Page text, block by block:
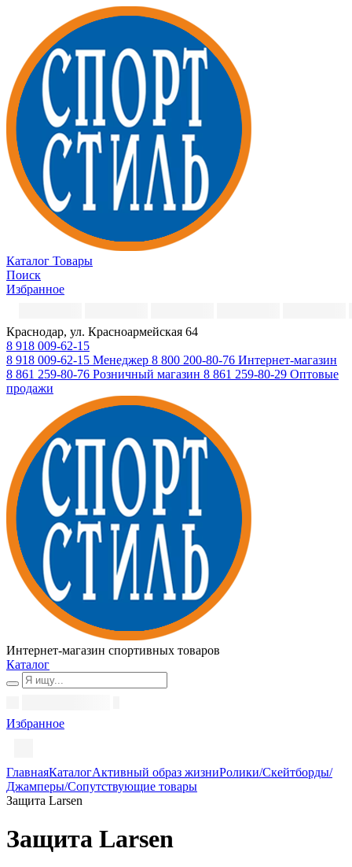
Каталог Товары
Поиск
Избранное
Краснодар, ул. Красноармейская 64
8 918 009-62-15
8 918 009-62-15 Менеджер 8 800 200-80-76 Интернет-магазин
8 861 259-80-76 Розничный магазин 8 861 259-80-29 Оптовые
продажи
Интернет-магазин спортивных товаров
Каталог
Избранное
ГлавнаяКаталогАктивный образ жизниРолики/Скейтборды/
Джамперы/Сопутствующие товары
Защита Larsen
Защита Larsen